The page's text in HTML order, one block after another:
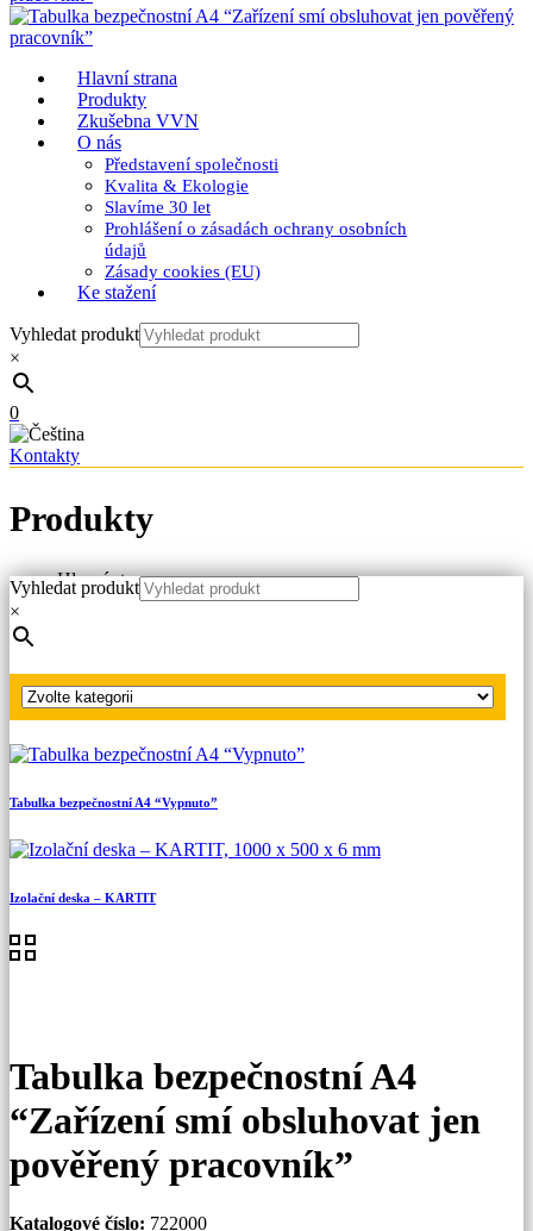
Hlavní strana
Produkty
Zkušebna VVN
O nás
Představení společnosti
Kvalita & Ekologie
Slavíme 30 let
Prohlášení o zásadách ochrany osobních
údajů
Zásady cookies (EU)
Ke stažení
Vyhledat produkt
×
0
Kontakty
Produkty
Hlavní strana
Produkty
Vyhledat produkt
×
Tabulka bezpečnostní A4 “Vypnuto”
Izolační deska – KARTIT
Tabulka bezpečnostní A4
“Zařízení smí obsluhovat jen
pověřený pracovník”
Katalogové číslo: 722000